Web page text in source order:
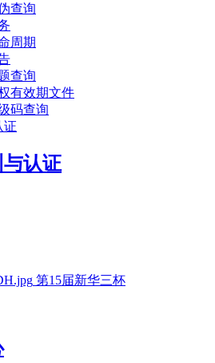
查询
周期
查询
有效期文件
码查询
证
认证
第15届新华三杯